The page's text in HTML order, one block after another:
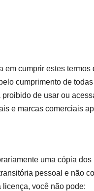
em cumprir estes
cumprimento de
de usar ou
e marcas comerciais
uma cópia
pessoal e não
licença, você não pode: